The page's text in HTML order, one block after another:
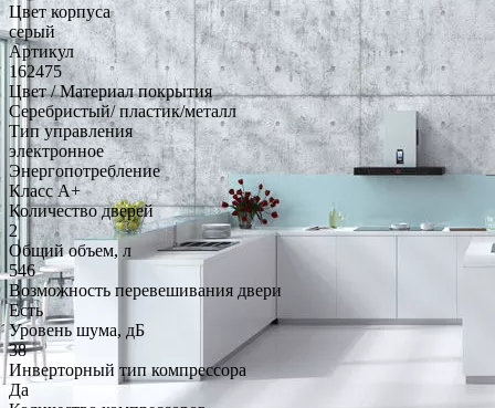
Цвет корпуса
серый
Артикул
162475
Цвет / Материал покрытия
Серебристый/ пластик/металл
Тип управления
электронное
Энергопотребление
Класс A+
Количество дверей
2
Общий объем, л
546
Возможность перевешивания двери
Есть
Уровень шума, дБ
38
Инверторный тип компрессора
Да